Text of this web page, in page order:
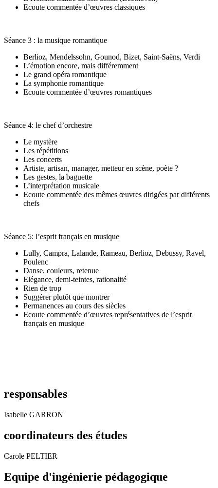
Ecoute commentée d’œuvres classiques
Séance 3 : la musique romantique
Berlioz, Mendelssohn, Gounod, Bizet, Saint-Saëns, Verdi
L’émotion encore, mais différemment
Le grand opéra romantique
La symphonie romantique
Ecoute commentée d’œuvres romantiques
Séance 4: le chef d’orchestre
Le mystère
Les répétitions
Les concerts
Artiste, artisan, manager, metteur en scène, poète ?
Les gestes, la baguette
L’interprétation musicale
Ecoute commentée des mêmes œuvres dirigées par différents
chefs
Séance 5: l’esprit français en musique
Lully, Campra, Lalande, Rameau, Berlioz, Debussy, Ravel,
Poulenc
Danse, couleurs, retenue
Elégance, demi-teintes, rationalité
Rien de trop
Suggérer plutôt que montrer
Permanences au cours des siècles
Ecoute commentée d’œuvres représentatives de l’esprit
français en musique
responsables
Isabelle GARRON
coordinateurs des études
Carole PELTIER
Equipe d'ingénierie pédagogique